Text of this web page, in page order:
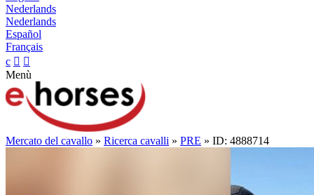
Nederlands
Nederlands
Español
Français
c  
Menù
Mercato del cavallo » Ricerca cavalli » PRE » ID: 4888714